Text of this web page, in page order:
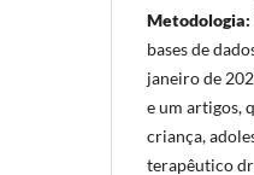
Metodologia:
bases de
janeiro de
e um artigos,
criança,
terapêutico